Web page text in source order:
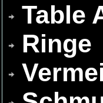
Table
Ringe